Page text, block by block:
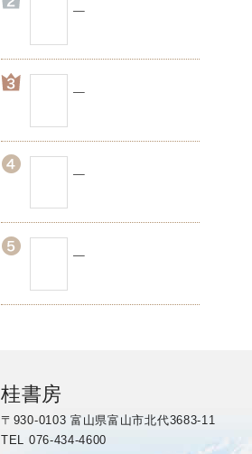
桂書房
〒930-0103 富山県富山市北代3683-11
TEL 076-434-4600